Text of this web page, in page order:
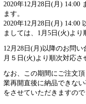
2020年12月28日(月) 14:00
ます。
2020年12月28日(月) 14:00
ましては、1月5日(火)よ
12月28日(月)以降のお問
月５日(火)より順次対応さ
なお、この期間にご注文
業再開直後に納品できな
をさせていただきますの